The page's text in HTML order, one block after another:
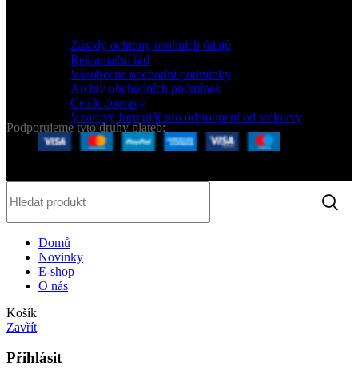
Zásady ochrany osobních údajů
Reklamační řád
Všeobecné obchodní podmínky
Archiv obchodních podmínek
Ceník dopravy
Vzorový formulář pro odstoupení od smlouvy
Podporujeme tyto druhy plateb:
Domů
Novinky
E-shop
O nás
Košík
Zavřít
Přihlásit